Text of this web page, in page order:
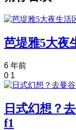
芭堤雅5大夜
6 年前
0 1
日式幻想？
f1